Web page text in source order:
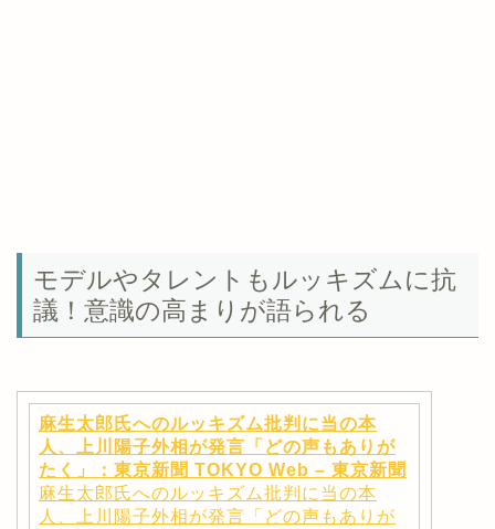
モデルやタレントもルッキズムに抗
議！意識の高まりが語られる
麻生太郎氏へのルッキズム批判に当の本
人、上川陽子外相が発言「どの声もありが
たく」：東京新聞 TOKYO Web – 東京新聞
麻生太郎氏へのルッキズム批判に当の本
人、上川陽子外相が発言「どの声もありが